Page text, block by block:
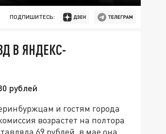
ПОДПИШИТЕСЬ:
В ЯНДЕКС-
рублей
и гостям города
возрастет на полтора
69 рублей, в мае она